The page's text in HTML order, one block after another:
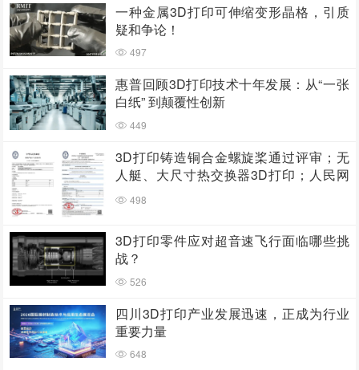
一种金属3D打印可伸缩变形晶格，引质
疑和争论！
497
惠普回顾3D打印技术十年发展：从“一张
白纸” 到颠覆性创新
449
3D打印铸造铜合金螺旋桨通过评审；无
人艇、大尺寸热交换器3D打印；人民网
报道两家3D打印企业
498
3D打印零件应对超音速飞行面临哪些挑
战？
526
四川3D打印产业发展迅速，正成为行业
重要力量
648